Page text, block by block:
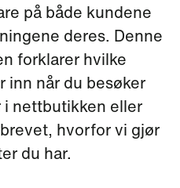
på både kundene
deres. Denne
forklarer hvilke
inn når du besøker
nettbutikken eller
hvorfor vi gjør
du har.